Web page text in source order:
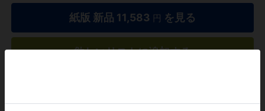
紙版 新品 11,583 円 を見る
欲しいリストに追加する